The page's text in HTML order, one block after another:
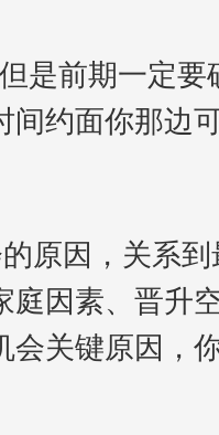
是前期一定
间约面你那边
原因，关系
庭因素、晋升
会关键原因，